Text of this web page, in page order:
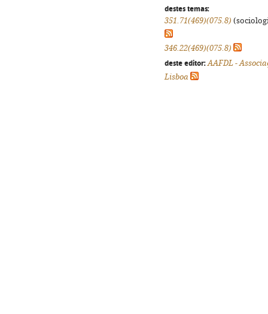
destes temas:
351.71(469)(075.8)
346.22(469)(075.8)
deste editor: AAFDL -
Lisboa